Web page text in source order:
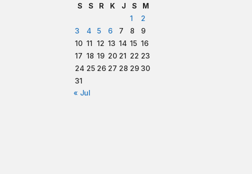
S
S R K J S
M
1
2
3
4 5 6 7 8
9
10 11 12 13 14 15 16
17 18 19 20 21 22 23
24 25 26 27 28 29 30
31
« Jul